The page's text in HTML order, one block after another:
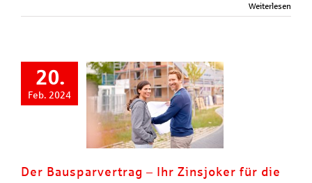
Weiterlesen
20.
Feb. 2024
Der Bausparvertrag – Ihr Zinsjoker für die